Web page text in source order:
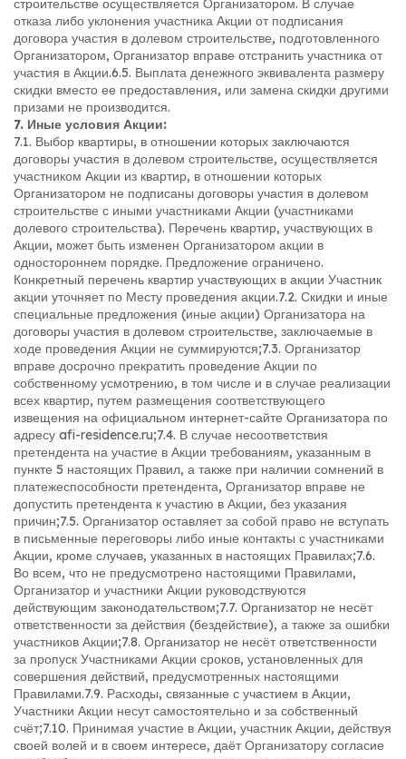
строительстве осуществляется Организатором. В случае
отказа либо уклонения участника Акции от подписания
договора участия в долевом строительстве, подготовленного
Организатором, Организатор вправе отстранить участника от
участия в Акции.6.5. Выплата денежного эквивалента размеру
скидки вместо ее предоставления, или замена скидки другими
призами не производится.
7. Иные условия Акции:
7.1. Выбор квартиры, в отношении которых заключаются
договоры участия в долевом строительстве, осуществляется
участником Акции из квартир, в отношении которых
Организатором не подписаны договоры участия в долевом
строительстве с иными участниками Акции (участниками
долевого строительства). Перечень квартир, участвующих в
Акции, может быть изменен Организатором акции в
одностороннем порядке. Предложение ограничено.
Конкретный перечень квартир участвующих в акции Участник
акции уточняет по Месту проведения акции.7.2. Скидки и иные
специальные предложения (иные акции) Организатора на
договоры участия в долевом строительстве, заключаемые в
ходе проведения Акции не суммируются;7.3. Организатор
вправе досрочно прекратить проведение Акции по
собственному усмотрению, в том числе и в случае реализации
всех квартир, путем размещения соответствующего
извещения на официальном интернет-сайте Организатора по
адресу afi-residence.ru;7.4. В случае несоответствия
претендента на участие в Акции требованиям, указанным в
пункте 5 настоящих Правил, а также при наличии сомнений в
платежеспособности претендента, Организатор вправе не
допустить претендента к участию в Акции, без указания
причин;7.5. Организатор оставляет за собой право не вступать
в письменные переговоры либо иные контакты с участниками
Акции, кроме случаев, указанных в настоящих Правилах;7.6.
Во всем, что не предусмотрено настоящими Правилами,
Организатор и участники Акции руководствуются
действующим законодательством;7.7. Организатор не несёт
ответственности за действия (бездействие), а также за ошибки
участников Акции;7.8. Организатор не несёт ответственности
за пропуск Участниками Акции сроков, установленных для
совершения действий, предусмотренных настоящими
Правилами.7.9. Расходы, связанные с участием в Акции,
Участники Акции несут самостоятельно и за собственный
счёт;7.10. Принимая участие в Акции, участник Акции, действуя
своей волей и в своем интересе, даёт Организатору согласие